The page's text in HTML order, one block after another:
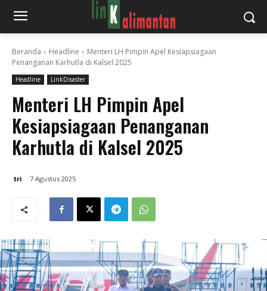
Beranda Headline
Menteri LH Pimpin Apel Kesiapsiagaan
Penanganan Karhutla di Kalsel 2025
Headline LinkDisaster
Menteri LH Pimpin Apel
Kesiapsiagaan Penanganan
Karhutla di Kalsel 2025
tri 7 Agustus 2025